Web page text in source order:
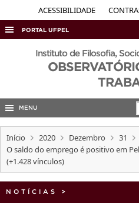
ACESSIBILIDADE
PORTAL UFPEL
ACESSO À INFORMAÇÃO
AUDITORIA
CONCURSOS
INTERNACIONAL
OUVIDORIA
PORTARIAS
Instituto de Filosofia,
MENU
Início 2020 Dezembro
31
O saldo do emprego é positivo em
(+1.428 vínculos)
NOTÍCIAS >